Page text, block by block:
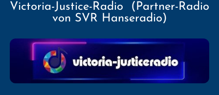
Victoria-Justice-Radio (Partner-Radio
von SVR Hanseradio)